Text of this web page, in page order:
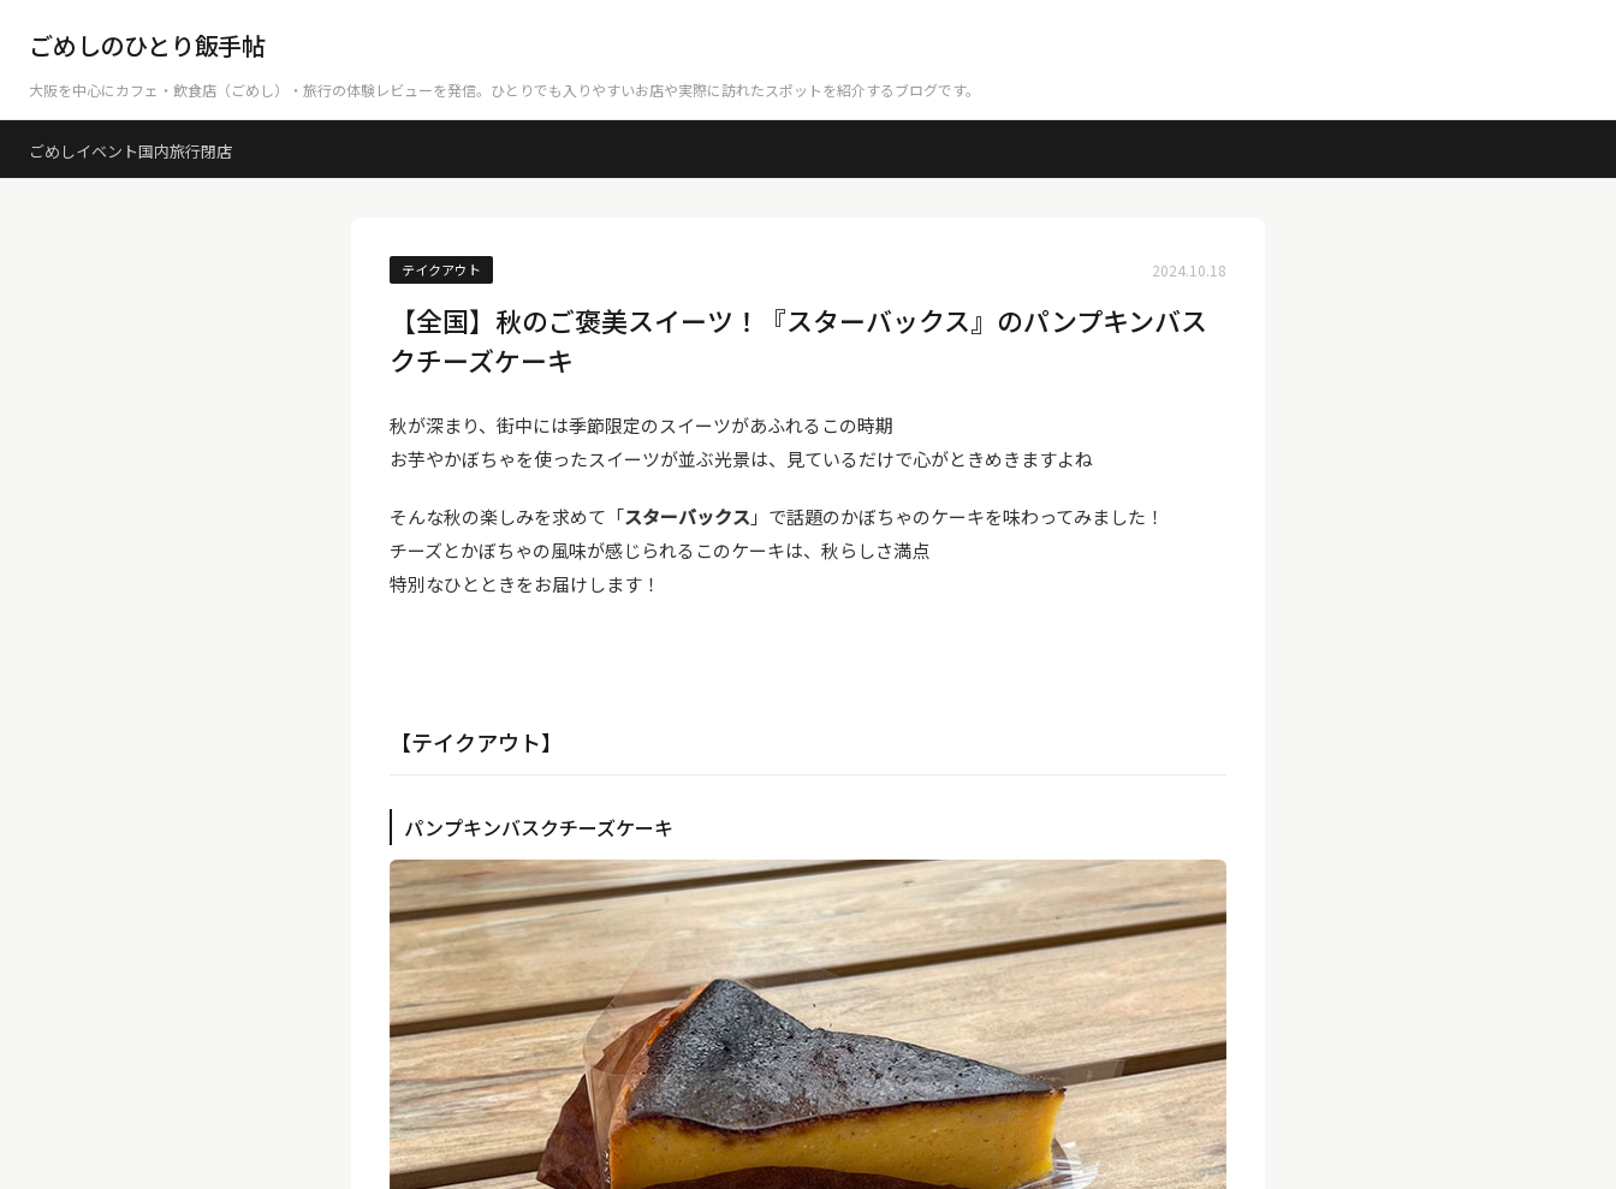
ごめしのひとり飯手帖
大阪を中心にカフェ・飲食店（ごめし）・旅行の体験レビューを発信。ひとりでも入りやすいお店や実際に訪れたスポットを紹介するブログです。
ごめしイベント国内旅行閉店
テイクアウト 2024.10.18
【全国】秋のご褒美スイーツ！『スターバックス』のパンプキンバス
クチーズケーキ
秋が深まり、街中には季節限定のスイーツがあふれるこの時期
お芋やかぼちゃを使ったスイーツが並ぶ光景は、見ているだけで心がときめきますよね
そんな秋の楽しみを求めて「スターバックス 」で話題のかぼちゃのケーキを味わってみました！
チーズとかぼちゃの風味が感じられるこのケーキは、秋らしさ満点
特別なひとときをお届けします！
【テイクアウト】
パンプキンバスクチーズケーキ